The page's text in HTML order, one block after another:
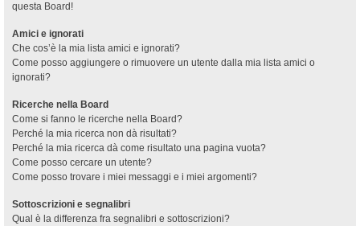
questa Board!
Amici e ignorati
Che cos’è la mia lista amici e ignorati?
Come posso aggiungere o rimuovere un utente dalla mia lista amici o
ignorati?
Ricerche nella Board
Come si fanno le ricerche nella Board?
Perché la mia ricerca non dà risultati?
Perché la mia ricerca dà come risultato una pagina vuota?
Come posso cercare un utente?
Come posso trovare i miei messaggi e i miei argomenti?
Sottoscrizioni e segnalibri
Qual è la differenza fra segnalibri e sottoscrizioni?